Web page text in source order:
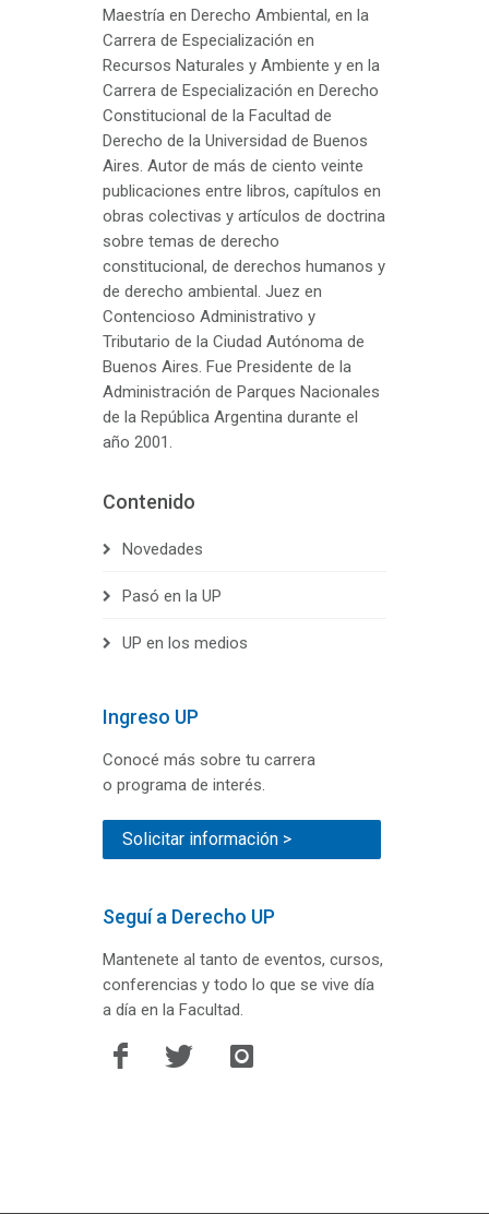
Maestría en Derecho Ambiental, en la
Carrera de Especialización en
Recursos Naturales y Ambiente y en la
Carrera de Especialización en Derecho
Constitucional de la Facultad de
Derecho de la Universidad de Buenos
Aires. Autor de más de ciento veinte
publicaciones entre libros, capítulos en
obras colectivas y artículos de doctrina
sobre temas de derecho
constitucional, de derechos humanos y
de derecho ambiental. Juez en
Contencioso Administrativo y
Tributario de la Ciudad Autónoma de
Buenos Aires. Fue Presidente de la
Administración de Parques Nacionales
de la República Argentina durante el
año 2001.
Contenido
Novedades
Pasó en la UP
UP en los medios
Ingreso UP
Conocé más sobre tu carrera
o programa de interés.
Solicitar información >
Seguí a Derecho UP
Mantenete al tanto de eventos, cursos,
conferencias y todo lo que se vive día
a día en la Facultad.